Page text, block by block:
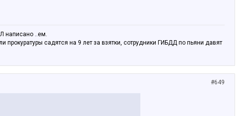
написано ..ем.
садятся на 9 лет за взятки, сотрудники ГИБДД по пьяни давят
#649